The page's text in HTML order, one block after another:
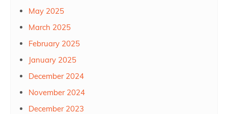
May 2025
March 2025
February 2025
January 2025
December 2024
November 2024
December 2023